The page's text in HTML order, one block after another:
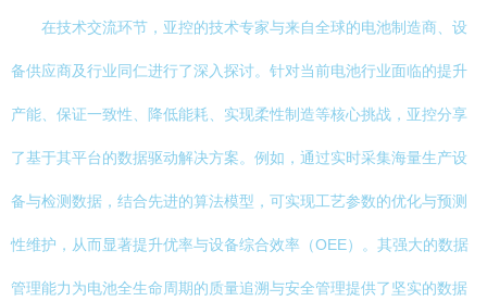
在技术交流环节，亚控的技术专家与来自全球的电池制造商、设
备供应商及行业同仁进行了深入探讨。针对当前电池行业面临的提升
产能、保证一致性、降低能耗、实现柔性制造等核心挑战，亚控分享
了基于其平台的数据驱动解决方案。例如，通过实时采集海量生产设
备与检测数据，结合先进的算法模型，可实现工艺参数的优化与预测
性维护，从而显著提升优率与设备综合效率（OEE）。其强大的数据
管理能力为电池全生命周期的质量追溯与安全管理提供了坚实的数据